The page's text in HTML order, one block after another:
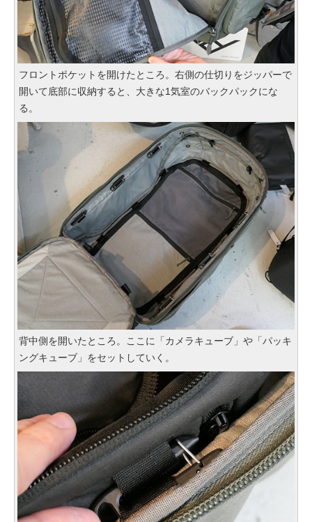
フロントポケットを開けたところ。右側の仕切りをジッパーで
開いて底部に収納すると、大きな1気室のバックパックにな
る。
背中側を開いたところ。ここに「カメラキューブ」や「パッキ
ングキューブ」をセットしていく。